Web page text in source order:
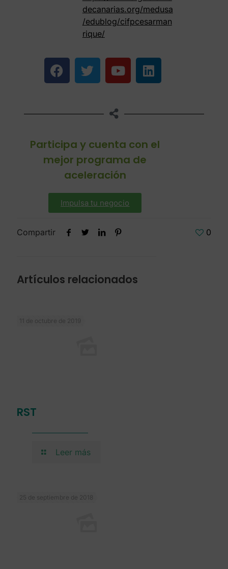
decanarias.org/medusa
/edublog/cifpcesarman
rique/
Participa y cuenta con el
mejor programa de
aceleración
Impulsa tu negocio
Compartir 0
Artículos relacionados
11 de octubre de 2019
RST
Leer más
25 de septiembre de 2018